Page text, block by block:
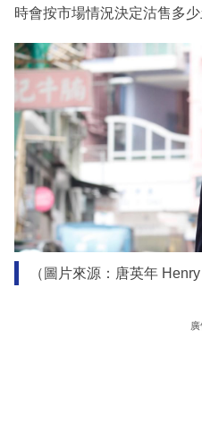
時會按市場情況決定沽售多少
（圖片來源：唐英年 Henry